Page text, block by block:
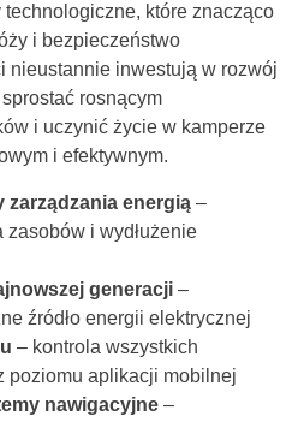
które znacząco
i bezpieczeństwo
nieustannie inwestują w rozwój
rosnącym
i uczynić życie w kamperze
i efektywnym.
zarządzania energią–
i wydłużenie
generacji–
źródło energii elektrycznej
– kontrola wszystkich
poziomu aplikacji mobilnej
nawigacyjne–